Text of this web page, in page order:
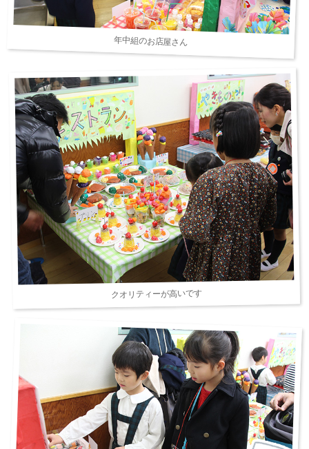
年中組のお店屋さん
クオリティーが高いです